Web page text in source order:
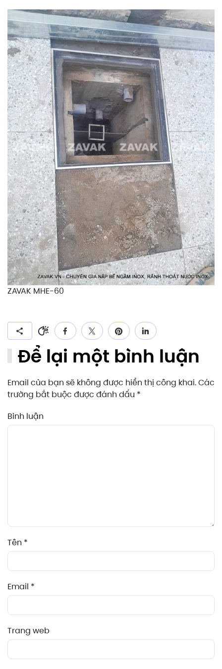
ZAVAK MHE-60
Để lại một bình luận
Email của bạn sẽ không được hiển thị công khai. Các
trường bắt buộc được đánh dấu *
Bình luận
Tên *
Email *
Trang web